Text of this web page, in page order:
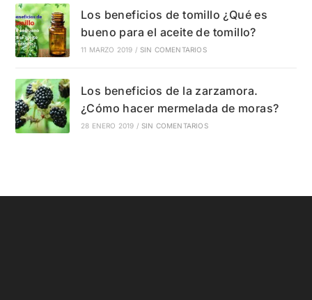
Los beneficios de tomillo ¿Qué es
bueno para el aceite de tomillo?
11 MARZO 2019 / SIN COMENTARIOS
Los beneficios de la zarzamora.
¿Cómo hacer mermelada de moras?
28 ENERO 2019 / SIN COMENTARIOS